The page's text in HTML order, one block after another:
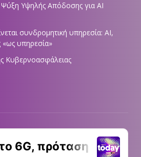
Υψηλής Απόδοσης για AI
συνδρομητική υπηρεσία: AI,
υπηρεσία»
Κυβερνοασφάλειας